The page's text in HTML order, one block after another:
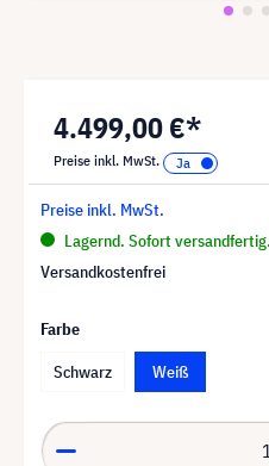
4.499,00 €*
Preise inkl. MwSt.
Preise inkl. MwSt.
Lagernd. Sofort
Versandkostenfrei
Farbe
Schwarz
Weiß